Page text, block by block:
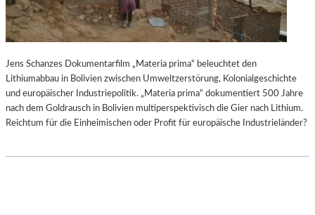
Jens Schanzes Dokumentarfilm „Materia prima“ beleuchtet den
Lithiumabbau in Bolivien zwischen Umweltzerstörung, Kolonialgeschichte
und europäischer Industriepolitik. „Materia prima“ dokumentiert 500 Jahre
nach dem Goldrausch in Bolivien multiperspektivisch die Gier nach Lithium.
Reichtum für die Einheimischen oder Profit für europäische Industrieländer?